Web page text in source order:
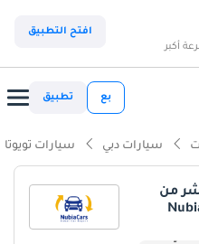
أكبر
افتح التطبيق
بع تطبيق
سيارات دبي سيارات تويوتا
من